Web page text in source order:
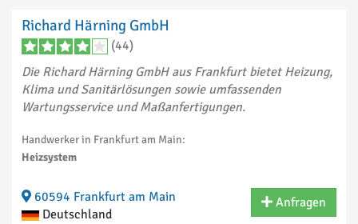
Richard Härning GmbH
(44)
Die Richard Härning GmbH aus Frankfurt bietet Heizung,
Klima und Sanitärlösungen sowie umfassenden
Wartungsservice und Maßanfertigungen.
Handwerker in Frankfurt am Main:
Heizsystem
60594 Frankfurt am Main
Deutschland
Anfragen